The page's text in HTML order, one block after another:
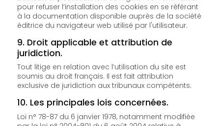
pour refuser l’installation des cookies en se référant
à la documentation disponible auprès de la société
éditrice du navigateur web utilisé par l'utilisateur.
9. Droit applicable et attribution de
juridiction.
Tout litige en relation avec l’utilisation du site est
soumis au droit français. Il est fait attribution
exclusive de juridiction aux tribunaux compétents.
10. Les principales lois concernées.
Loi n° 78-87 du 6 janvier 1978, notamment modifiée